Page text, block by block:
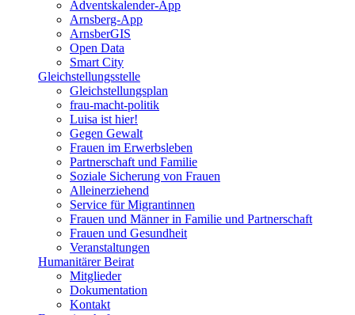
Adventskalender-App
Arnsberg-App
ArnsberGIS
Open Data
Smart City
Gleichstellungsstelle
Gleichstellungsplan
frau-macht-politik
Luisa ist hier!
Gegen Gewalt
Frauen im Erwerbsleben
Partnerschaft und Familie
Soziale Sicherung von Frauen
Alleinerziehend
Service für Migrantinnen
Frauen und Männer in Familie und Partnerschaft
Frauen und Gesundheit
Veranstaltungen
Humanitärer Beirat
Mitglieder
Dokumentation
Kontakt